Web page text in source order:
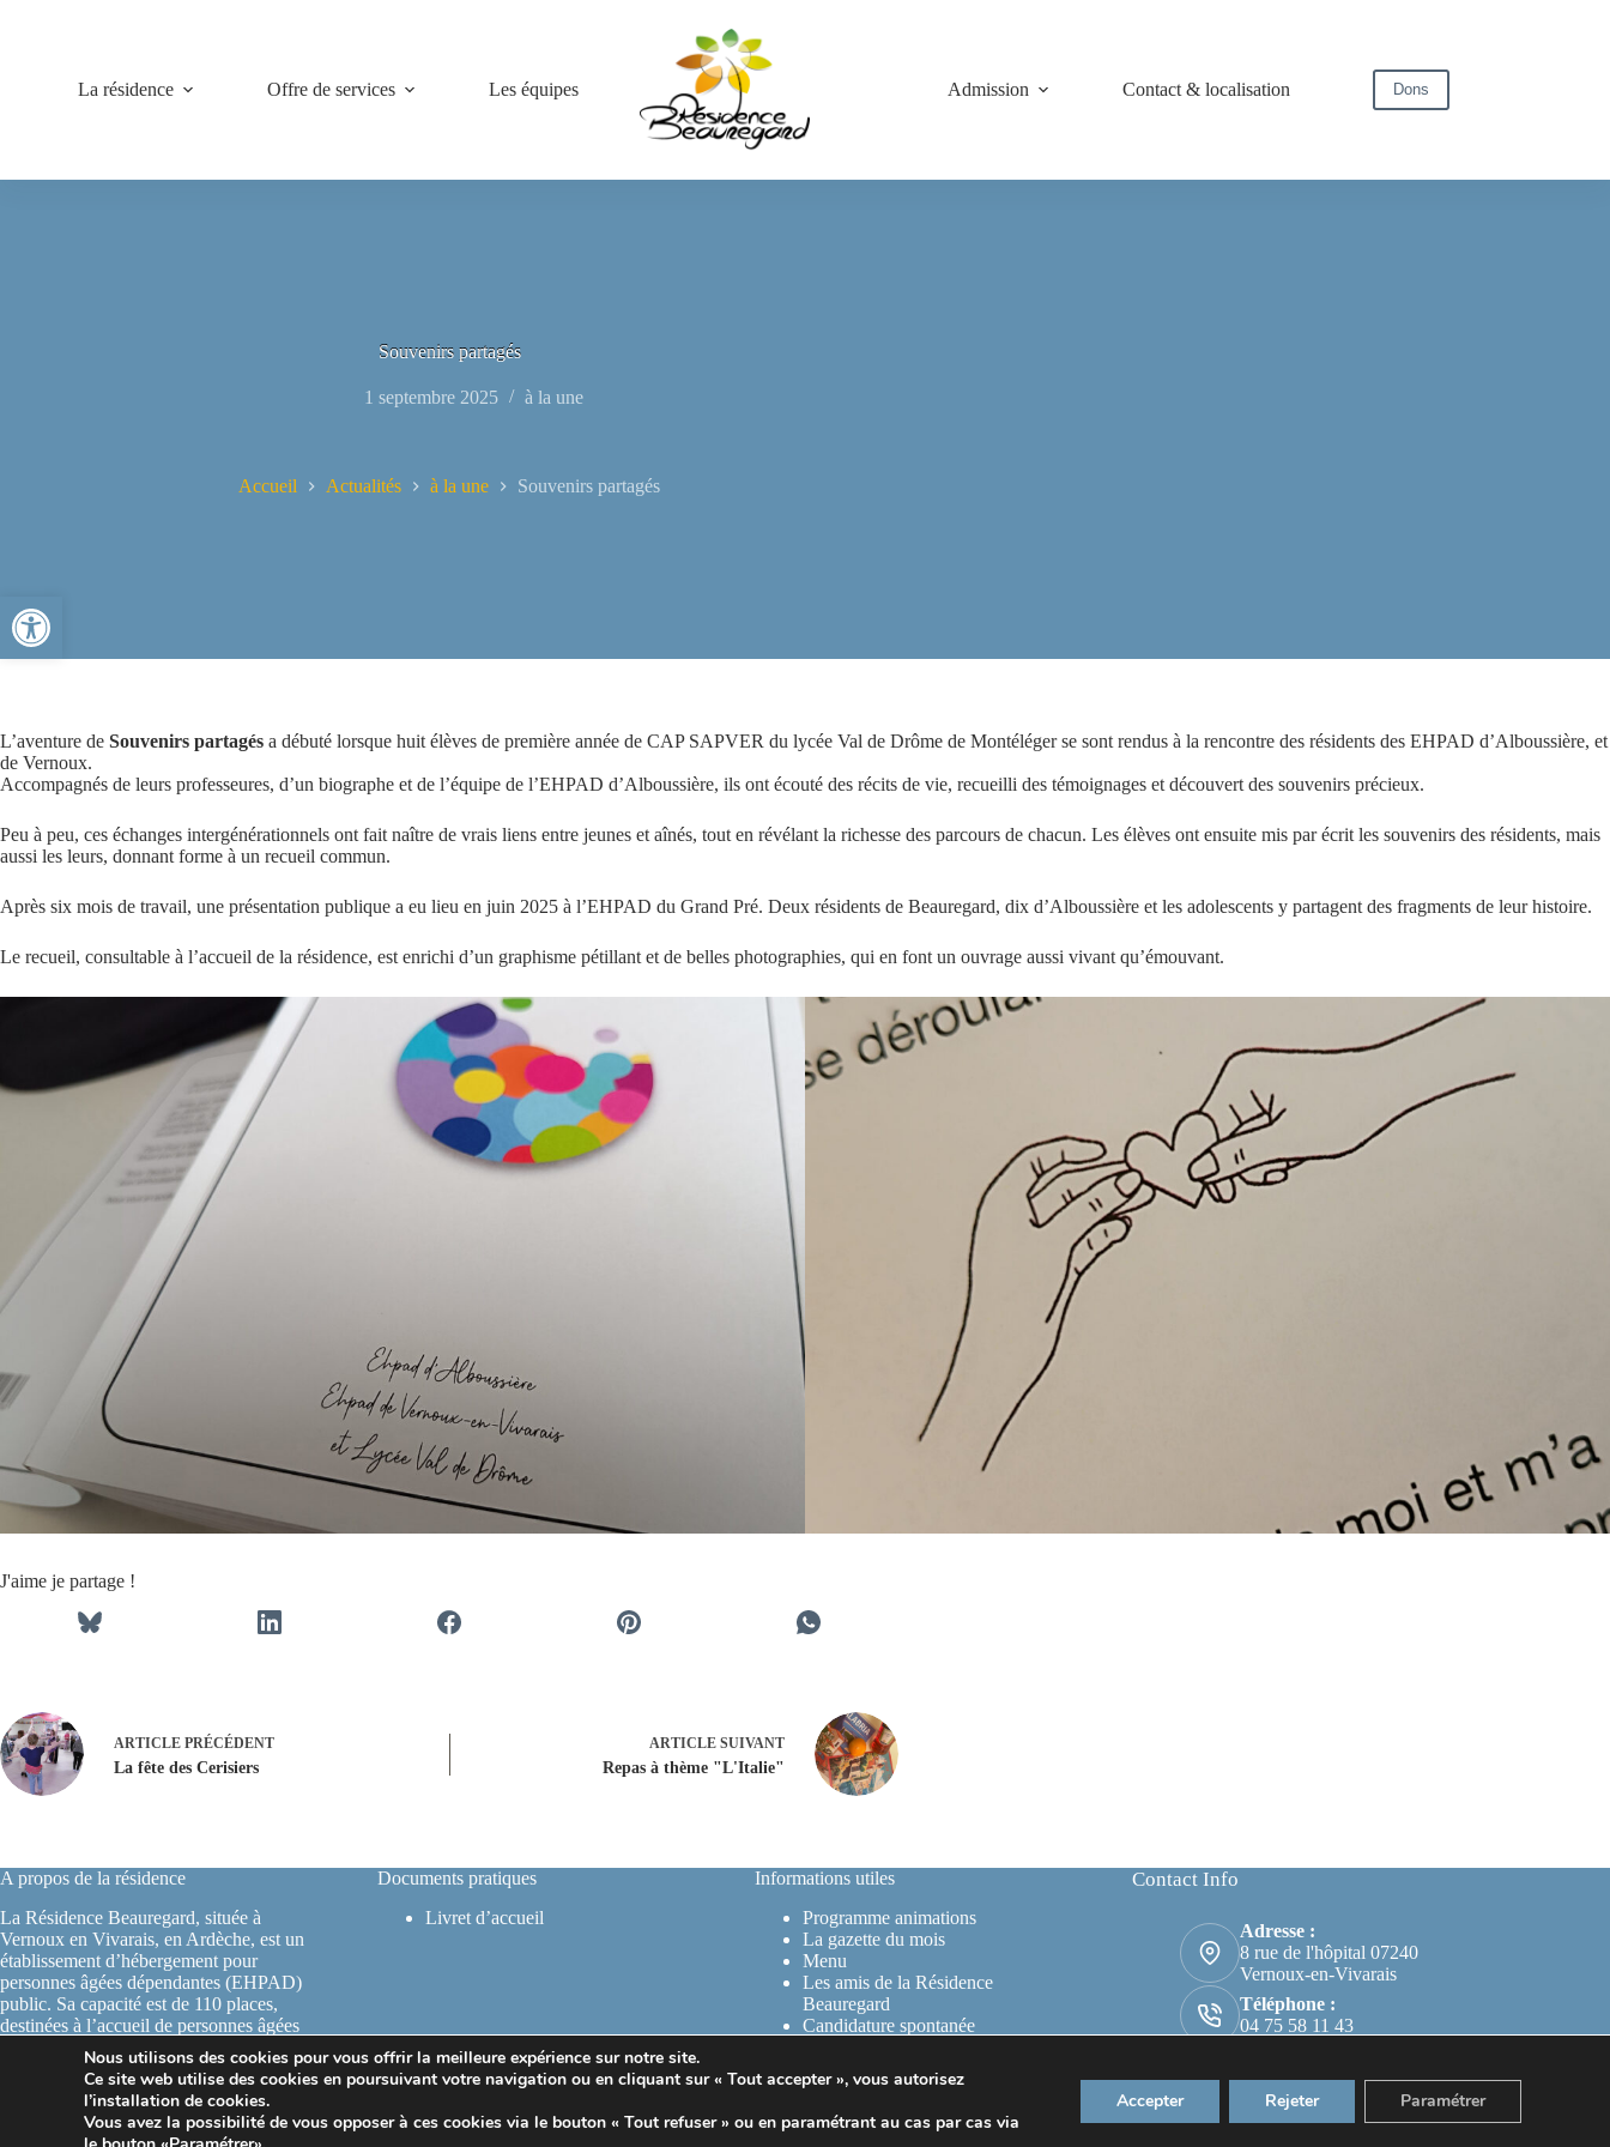
Ouvrir la barre d’outils
La résidence
Offre de services Les équipes Admission Contact & localisation Dons
Souvenirs partagés
1 septembre 2025 à la une
Accueil Actualités à la une Souvenirs partagés
L’aventure de Souvenirs partagés a débuté lorsque huit élèves de première année de CAP SAPVER du lycée Val de Drôme de Montéléger se sont rendus à la rencontre des résidents des EHPAD d’Alboussière, et
de Vernoux.
Accompagnés de leurs professeures, d’un biographe et de l’équipe de l’EHPAD d’Alboussière, ils ont écouté des récits de vie, recueilli des témoignages et découvert des souvenirs précieux.
Peu à peu, ces échanges intergénérationnels ont fait naître de vrais liens entre jeunes et aînés, tout en révélant la richesse des parcours de chacun. Les élèves ont ensuite mis par écrit les souvenirs des résidents, mais
aussi les leurs, donnant forme à un recueil commun.
Après six mois de travail, une présentation publique a eu lieu en juin 2025 à l’EHPAD du Grand Pré. Deux résidents de Beauregard, dix d’Alboussière et les adolescents y partagent des fragments de leur histoire.
Le recueil, consultable à l’accueil de la résidence, est enrichi d’un graphisme pétillant et de belles photographies, qui en font un ouvrage aussi vivant qu’émouvant.
J'aime je partage !
ARTICLE PRÉCÉDENT
La fête des Cerisiers
ARTICLE SUIVANT
Repas à thème "L'Italie"
A propos de la résidence
La Résidence Beauregard, située à
Vernoux en Vivarais, en Ardèche, est un
établissement d’hébergement pour
personnes âgées dépendantes (EHPAD)
public. Sa capacité est de 110 places,
destinées à l’accueil de personnes âgées
de plus de 60 ans.
Documents pratiques
Livret d’accueil
Informations utiles
Programme animations
La gazette du mois
Menu
Les amis de la Résidence
Beauregard
Candidature spontanée
Mentions légales & CGU
Protection des données
personnelles
Contact Info
Adresse :
8 rue de l'hôpital 07240
Vernoux-en-Vivarais
Téléphone :
04 75 58 11 43
ehpad@beauregard-
residence.fr
Nous utilisons des cookies pour vous offrir la meilleure expérience sur notre site.
Ce site web utilise des cookies en poursuivant votre navigation ou en cliquant sur « Tout accepter », vous autorisez
l’installation de cookies.
Vous avez la possibilité de vous opposer à ces cookies via le bouton « Tout refuser » ou en paramétrant au cas par cas via
Accepter Rejeter Paramétrer